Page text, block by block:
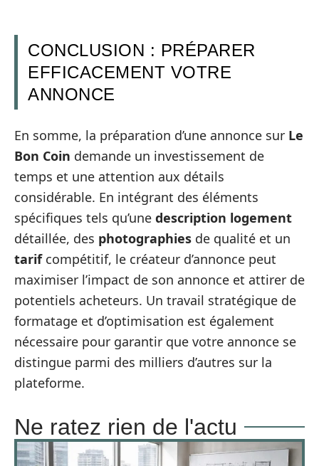
CONCLUSION : PRÉPARER
EFFICACEMENT VOTRE
ANNONCE
En somme, la préparation d’une annonce sur Le
Bon Coin demande un investissement de
temps et une attention aux détails
considérable. En intégrant des éléments
spécifiques tels qu’une description logement
détaillée, des photographies de qualité et un
tarifcompétitif, le créateur d’annonce peut
maximiser l’impact de son annonce et attirer de
potentiels acheteurs. Un travail stratégique de
formatage et d’optimisation est également
nécessaire pour garantir que votre annonce se
distingue parmi des milliers d’autres sur la
plateforme.
Ne ratez rien de l'actu